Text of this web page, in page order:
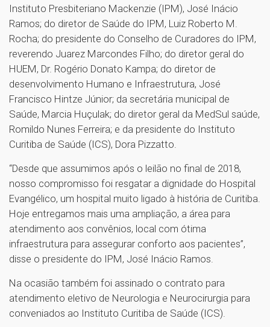
Instituto Presbiteriano Mackenzie (IPM), José Inácio
Ramos; do diretor de Saúde do IPM, Luiz Roberto M.
Rocha; do presidente do Conselho de Curadores do IPM,
reverendo Juarez Marcondes Filho; do diretor geral do
HUEM, Dr. Rogério Donato Kampa; do diretor de
desenvolvimento Humano e Infraestrutura, José
Francisco Hintze Júnior; da secretária municipal de
Saúde, Marcia Huçulak; do diretor geral da MedSul saúde,
Romildo Nunes Ferreira; e da presidente do Instituto
Curitiba de Saúde (ICS), Dora Pizzatto.
“Desde que assumimos após o leilão no final de 2018,
nosso compromisso foi resgatar a dignidade do Hospital
Evangélico, um hospital muito ligado à história de Curitiba.
Hoje entregamos mais uma ampliação, a área para
atendimento aos convênios, local com ótima
infraestrutura para assegurar conforto aos pacientes”,
disse o presidente do IPM, José Inácio Ramos.
Na ocasião também foi assinado o contrato para
atendimento eletivo de Neurologia e Neurocirurgia para
conveniados ao Instituto Curitiba de Saúde (ICS).